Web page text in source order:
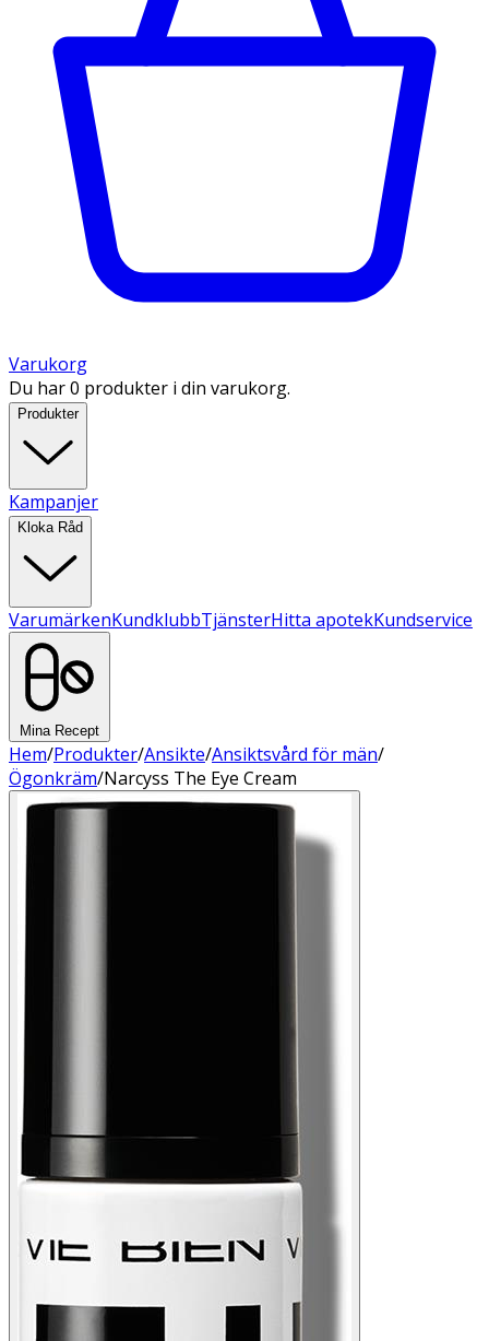
Varukorg
Du har 0 produkter i din varukorg.
Produkter
Kampanjer
Kloka Råd
VarumärkenKundklubbTjänsterHitta apotekKundservice
Mina Recept
Hem/Produkter/Ansikte/Ansiktsvård för män/
Ögonkräm/Narcyss The Eye Cream